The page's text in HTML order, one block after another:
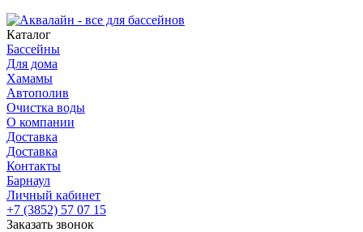
Каталог
Бассейны
Для дома
Хамамы
Автополив
Очистка воды
О компании
Доставка
Доставка
Контакты
Барнаул
Личный кабинет
+7 (3852) 57 07 15
Заказать звонок